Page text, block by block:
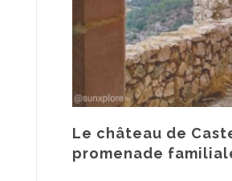
Le château de
promenade